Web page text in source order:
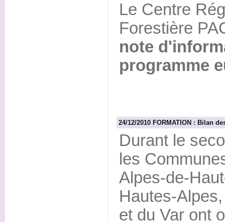
Le Centre
Forestière
note
programme
24/12/2010 FORMATION : Bilan
Durant le
les
Alpes-de-
Hautes-
et du Var ont